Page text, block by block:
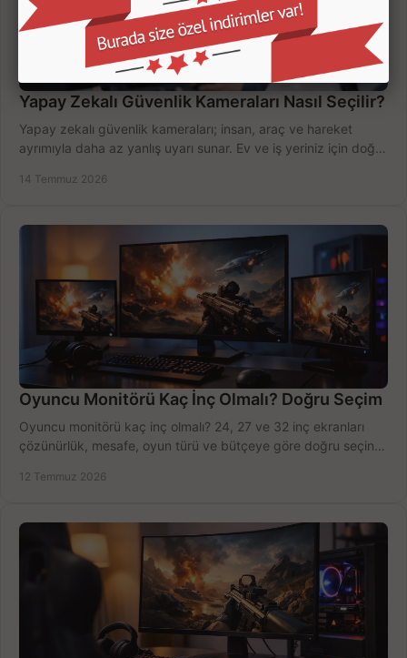
Yapay Zekalı Güvenlik Kameraları Nasıl Seçilir?
Yapay zekalı güvenlik kameraları; insan, araç ve hareket
ayrımıyla daha az yanlış uyarı sunar. Ev ve iş yeriniz için doğru
14 Temmuz 2026
Oyuncu Monitörü Kaç İnç Olmalı? Doğru Seçim
Oyuncu monitörü kaç inç olmalı? 24, 27 ve 32 inç ekranları
çözünürlük, mesafe, oyun türü ve bütçeye göre doğru seçin,
12 Temmuz 2026